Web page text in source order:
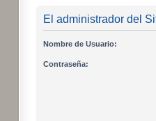
El administrador del
Nombre de Usuario:
Contraseña: